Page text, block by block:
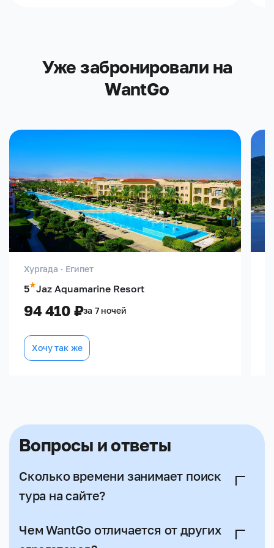
Уже забронировали на
WantGo
Хургада · Египет
5 Jaz Aquamarine Resort
94 410 ₽за 7 ночей
Хочу так же
Вопросы и ответы
Сколько времени занимает поиск
тура на сайте?
Первые предложения от турагентов поступят
Чем WantGo отличается от других